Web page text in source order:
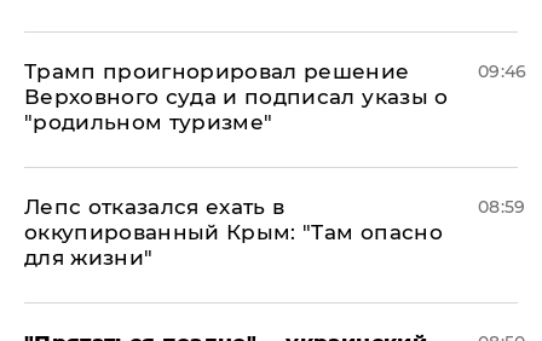
Трамп проигнорировал решение
Верховного суда и подписал указы о
"родильном туризме"
09:46
Лепс отказался ехать в
оккупированный Крым: "Там опасно
для жизни"
08:59